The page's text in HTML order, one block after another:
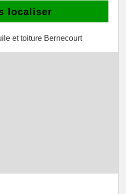
localiser
et toiture Bernecourt